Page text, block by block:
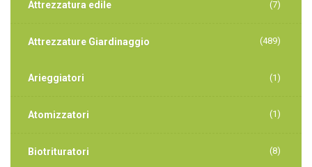
Attrezzatura edile (7)
Attrezzature Giardinaggio (489)
Arieggiatori (1)
Atomizzatori (1)
Biotrituratori (8)